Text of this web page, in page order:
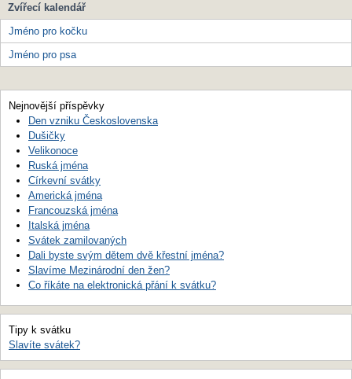
Zvířecí kalendář
Jméno pro kočku
Jméno pro psa
Nejnovější příspěvky
Den vzniku Československa
Dušičky
Velikonoce
Ruská jména
Církevní svátky
Americká jména
Francouzská jména
Italská jména
Svátek zamilovaných
Dali byste svým dětem dvě křestní jména?
Slavíme Mezinárodní den žen?
Co říkáte na elektronická přání k svátku?
Tipy k svátku
Slavíte svátek?